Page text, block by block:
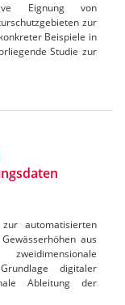
Eignung von
zur
Beispiele in
Studie zur
automatisierten
aus
digitaler
Ableitung der